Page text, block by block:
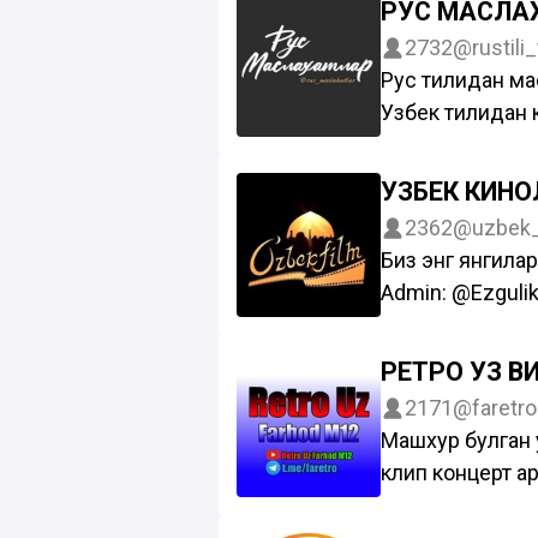
Зимние вещи
https://t.me/
РУС
2732
Рус тилидан
Узбек тилидан
камайтираман
УЗБЕК
2362
Биз энг
Admin:
РЕТРО УЗ
2171@faretro
Машхур булган
клип концерт